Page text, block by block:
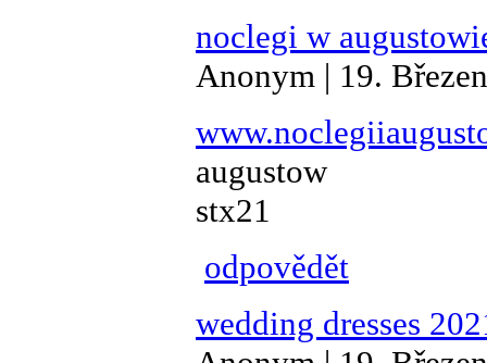
noclegi w
Anonym | 19.
augustow
stx21
odpovědět
wedding dresses